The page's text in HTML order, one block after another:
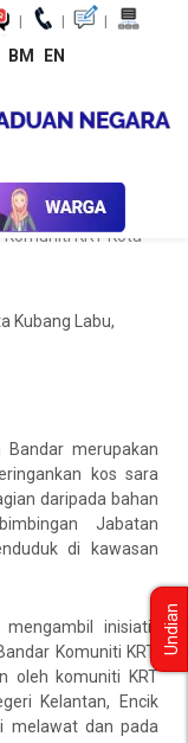
| | |
BM EN
Galeri Foto
KRT Kota
Kubang Labu,
merupakan
kos sara
daripada bahan
Jabatan
di kawasan
inisiatif
Komuniti KRT.
oleh komuniti KRT
Kelantan, Encik
melawat dan pada
Undian